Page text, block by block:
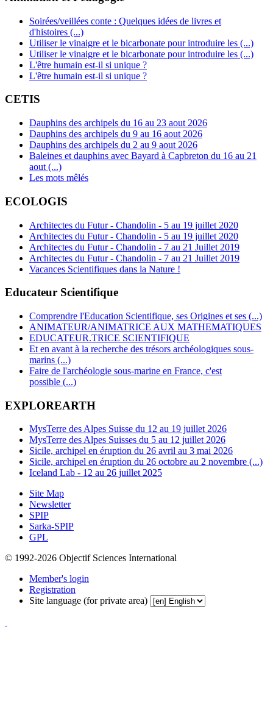
Soirées/veillées conte : Quelques idées de livres et
d'histoires (...)
Utiliser le vinaigre et le bicarbonate pour introduire les (...)
Utiliser le vinaigre et le bicarbonate pour introduire les (...)
L'être humain est-il si unique ?
L'être humain est-il si unique ?
CETIS
Dauphins des archipels du 16 au 23 aout 2026
Dauphins des archipels du 9 au 16 aout 2026
Dauphins des archipels du 2 au 9 aout 2026
Baleines et dauphins avec Bayard à Capbreton du 16 au 21
aout (...)
Les mots mêlés
ECOLOGIS
Architectes du Futur - Chandolin - 5 au 19 juillet 2020
Architectes du Futur - Chandolin - 5 au 19 juillet 2020
Architectes du Futur - Chandolin - 7 au 21 Juillet 2019
Architectes du Futur - Chandolin - 7 au 21 Juillet 2019
Vacances Scientifiques dans la Nature !
Educateur Scientifique
Comprendre l'Education Scientifique, ses Origines et ses (...)
ANIMATEUR/ANIMATRICE AUX MATHEMATIQUES
EDUCATEUR.TRICE SCIENTIFIQUE
Et en avant à la recherche des trésors archéologiques sous-
marins (...)
Faire de l'archéologie sous-marine en France, c'est
possible (...)
EXPLOREARTH
MysTerre des Alpes Suisse du 12 au 19 juillet 2026
MysTerre des Alpes Suisses du 5 au 12 juillet 2026
Sicile, archipel en éruption du 26 avril au 3 mai 2026
Sicile, archipel en éruption du 26 octobre au 2 novembre (...)
Iceland Lab - 12 au 26 juillet 2025
Site Map
Newsletter
SPIP
Sarka-SPIP
GPL
© 1992-2026 Objectif Sciences International
Member's login
Registration
Site language (for private area)